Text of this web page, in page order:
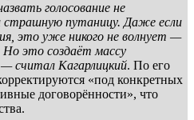
голосование не
страшную путаницу. Даже если
это уже никого не волнует —
Но это создаёт массу
считал Кагарлицкий. По его
«под конкретных
договорённости», что